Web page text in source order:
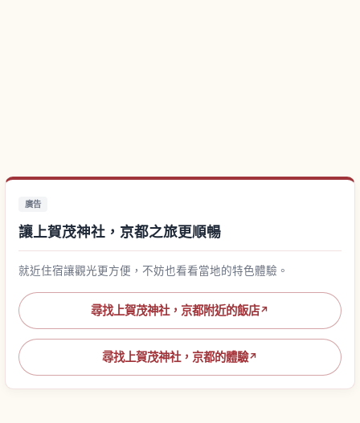
廣告
讓上賀茂神社，京都之旅更順暢
就近住宿讓觀光更方便，不妨也看看當地的特色體驗。
尋找上賀茂神社，京都附近的飯店↗
尋找上賀茂神社，京都的體驗↗